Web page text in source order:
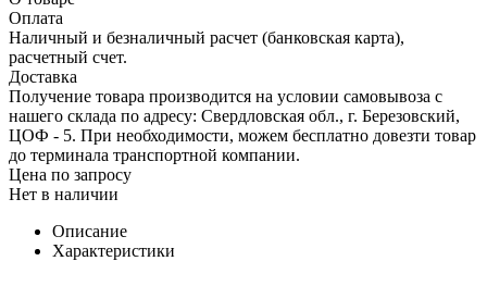
Оплата
Наличный и безналичный расчет (банковская карта),
расчетный счет.
Доставка
Получение товара производится на условии самовывоза с
нашего склада по адресу: Свердловская обл., г. Березовский,
ЦОФ - 5. При необходимости, можем бесплатно довезти товар
до терминала транспортной компании.
Цена по запросу
Нет в наличии
Описание
Характеристики